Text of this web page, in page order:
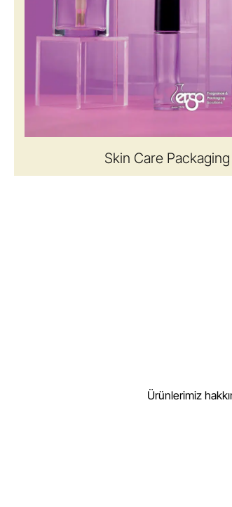
Skin Care
Ürünlerimiz